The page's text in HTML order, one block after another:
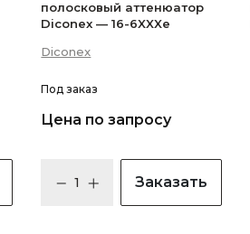
полосковый аттенюатор
Diconex — 16-6XXXe
Diconex
Под заказ
Цена по запросу
Заказать